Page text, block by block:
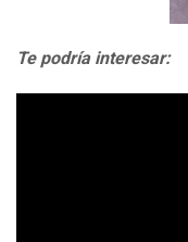
Te podría interesar: